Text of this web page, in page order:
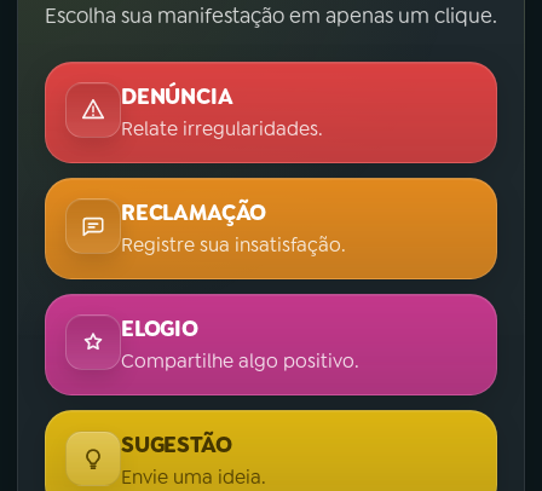
Escolha sua manifestação em apenas um clique.
DENÚNCIA
Relate irregularidades.
RECLAMAÇÃO
Registre sua insatisfação.
ELOGIO
Compartilhe algo positivo.
SUGESTÃO
Envie uma ideia.